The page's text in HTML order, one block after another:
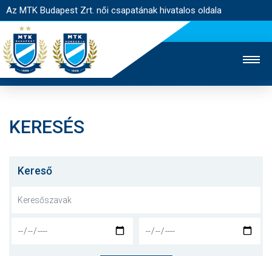
Az MTK Budapest Zrt. női csapatának hivatalos oldala
JEGYÉRTÉKESÍTÉS
NYITÓLAP
KERESÉS
Kereső